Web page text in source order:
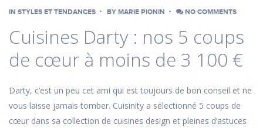
IN STYLES ET TENDANCES BY MARIE PIONIN NO COMMENTS
Cuisines Darty : nos 5 coups
de cœur à moins de 3 100 €
Darty, c’est un peu cet ami qui est toujours de bon conseil et ne
vous laisse jamais tomber. Cuisinity a sélectionné 5 coups de
cœur dans sa collection de cuisines design et pleines d’astuces